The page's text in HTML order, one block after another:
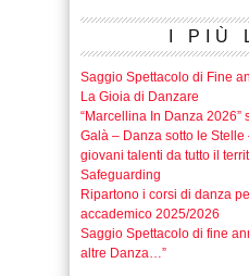
I PIÙ
Saggio Spettacolo di Fine
La Gioia di Danzare
“Marcellina In Danza 2026”
Galà – Danza sotto le
giovani talenti da tutto il
Safeguarding
Ripartono i corsi di danza
accademico 2025/2026
Saggio Spettacolo di fine
altre Danza…”